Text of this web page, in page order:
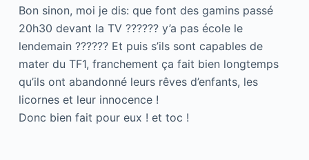
Bon sinon, moi je dis: que font des gamins passé
20h30 devant la TV ?????? y’a pas école le
lendemain ?????? Et puis s’ils sont capables de
mater du TF1, franchement ça fait bien longtemps
qu’ils ont abandonné leurs rêves d’enfants, les
licornes et leur innocence !
Donc bien fait pour eux ! et toc !